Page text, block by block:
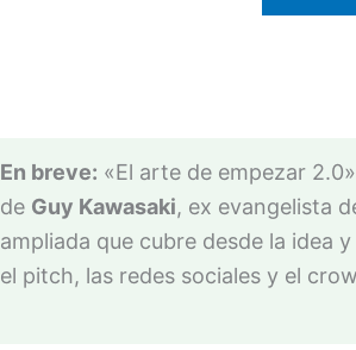
En breve: «El arte de empezar
de Guy Kawasaki, ex evangelista
ampliada que cubre desde la idea
el pitch, las redes sociales y el